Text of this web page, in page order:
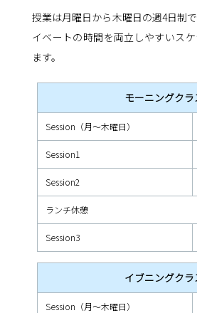
授業は月曜日から木曜日の週4日制
イベートの時間を両立しやすいス
ます。
モーニングクラ
Session（月～木曜日）
Session1
Session2
ランチ休憩
Session3
イブニングクラ
Session（月～木曜日）